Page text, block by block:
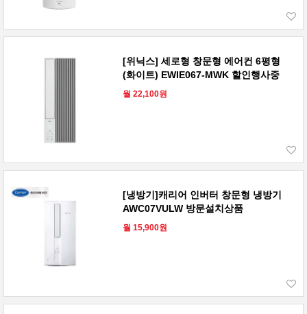
[위닉스] 세로형 창문형 에어컨 6평형
(화이트) EWIE067-MWK 할인행사중
월 22,100원
[냉방기]캐리어 인버터 창문형 냉방기
AWC07VULW 방문설치상품
월 15,900원